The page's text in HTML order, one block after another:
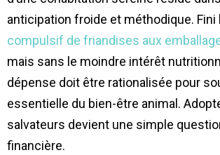
anticipation froide et méthodique. Fini
compulsif de friandises aux
mais sans le moindre intérêt
dépense doit être rationalisée pour
essentielle du bien-être animal.
salvateurs devient une simple
financière.